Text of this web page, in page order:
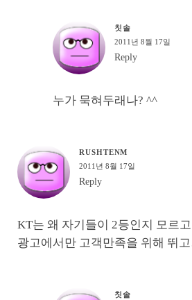
칫솔
2011년 8월 17일
Reply
누가 묵혀두래나? ^^
RUSHTENM
2011년 8월 17일
Reply
KT는 왜 자기들이 2등인지 모르
광고에서만 고객만족을 위해 뛰
칫솔